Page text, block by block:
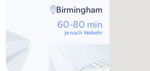
Birmingham
60-80 min
je nach Verkehr